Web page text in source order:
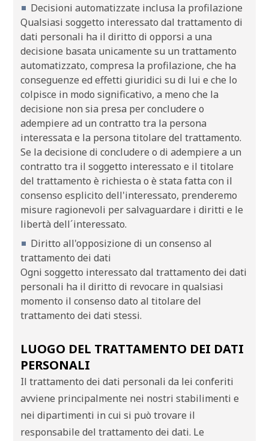
Decisioni automatizzate inclusa la profilazione
Qualsiasi soggetto interessato dal trattamento di
dati personali ha il diritto di opporsi a una
decisione basata unicamente su un trattamento
automatizzato, compresa la profilazione, che ha
conseguenze ed effetti giuridici su di lui e che lo
colpisce in modo significativo, a meno che la
decisione non sia presa per concludere o
adempiere ad un contratto tra la persona
interessata e la persona titolare del trattamento.
Se la decisione di concludere o di adempiere a un
contratto tra il soggetto interessato e il titolare
del trattamento è richiesta o è stata fatta con il
consenso esplicito dell'interessato, prenderemo
misure ragionevoli per salvaguardare i diritti e le
libertà dell´interessato.
Diritto all'opposizione di un consenso al
trattamento dei dati
Ogni soggetto interessato dal trattamento dei dati
personali ha il diritto di revocare in qualsiasi
momento il consenso dato al titolare del
trattamento dei dati stessi.
LUOGO DEL TRATTAMENTO DEI DATI
PERSONALI
Il trattamento dei dati personali da lei conferiti
avviene principalmente nei nostri stabilimenti e
nei dipartimenti in cui si può trovare il
responsabile del trattamento dei dati. Le